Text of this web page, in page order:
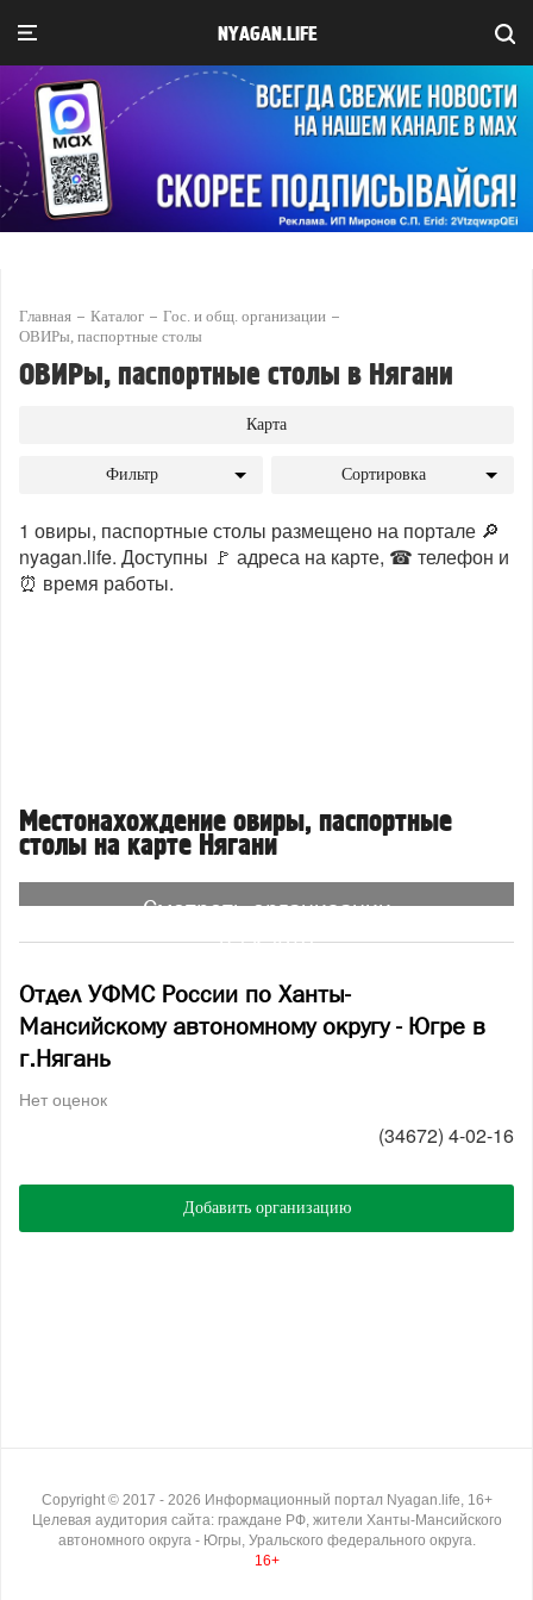
NYAGAN.LIFE
Главная Каталог
Гос. и общ. организации
ОВИРы, паспортные столы
ОВИРы, паспортные столы в Нягани
Карта
Фильтр Сортировка
1 овиры, паспортные столы размещено на портале 🔎
nyagan.life. Доступны 🚩 адреса на карте, ☎ телефон и
⏰ время работы.
Местонахождение овиры, паспортные
столы на карте Нягани
Смотреть организации
на карте
Отдел УФМС России по Ханты-
Мансийскому автономному округу - Югре в
г.Нягань
Нет оценок
(34672) 4-02-16
Добавить организацию
Copyright © 2017 - 2026 Информационный портал Nyagan.life, 16+
Целевая аудитория сайта: граждане РФ, жители Ханты-Мансийского
автономного округа - Югры, Уральского федерального округа.
16+